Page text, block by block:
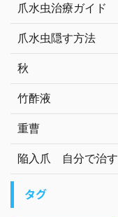
爪水虫治療ガイド
爪水虫隠す方法
秋
竹酢液
重曹
陥入爪 自分で治す
タグ